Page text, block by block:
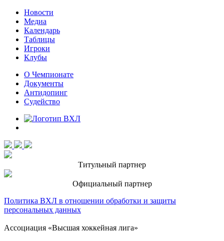
Новости
Медиа
Календарь
Таблицы
Игроки
Клубы
О Чемпионате
Документы
Антидопинг
Судейство
Титульный партнер
Официальный партнер
Политика ВХЛ в отношении обработки и защиты
персональных данных
Ассоциация «Высшая хоккейная лига»